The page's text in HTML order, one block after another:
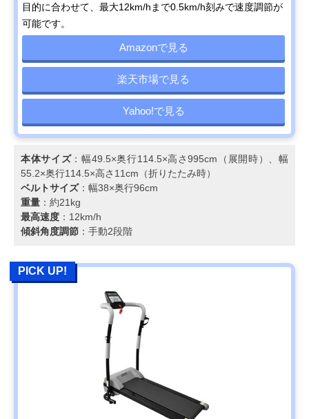
目的に合わせて、最大12km/hまで0.5km/h刻みで速度調節が
可能です。
Amazonで見る
楽天市場で見る
Yahoo!で見る
本体サイズ：幅49.5×奥行114.5×高さ995cm（展開時）、幅
55.2×奥行114.5×高さ11cm（折りたたみ時）
ベルトサイズ：幅38×奥行96cm
重量 ：約21kg
最高速度 ：12km/h
傾斜角度調節 ：手動2段階
PICK UP!